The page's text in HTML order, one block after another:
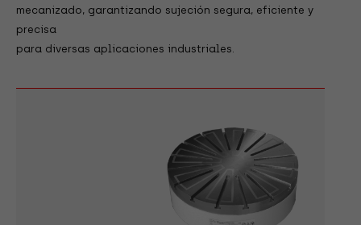
mecanizado, garantizando sujeción segura, eficiente y
precisa
para diversas aplicaciones industriales.